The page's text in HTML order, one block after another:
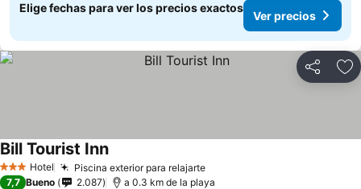
Elige fechas para ver los precios exactos
Ver precios
Compartir
3 Estrellas
Hotel Piscina exterior para relajarte
Bill Tourist Inn
7,7 Bueno 2.087 a 0.3 km de la playa